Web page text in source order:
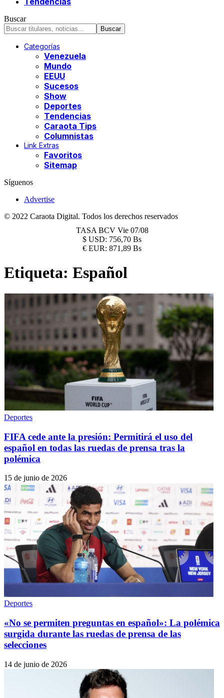
Buscar
Categorías
Venezuela
Mundo
EEUU
Sucesos
Show
Deportes
Tendencias
Caraota Tips
Columnistas
Link Extras
Favoritos
Sitemap
Síguenos
Advertise
© 2022 Caraota Digital. Todos los derechos reservados
TASA BCV Vie 07/08
$ USD: 756,70 Bs
€ EUR: 871,89 Bs
Etiqueta: Español
Deportes
FIFA cede ante la presión: Permitirá el uso del
español en todas las ruedas de prensa tras la
polémica
15 de junio de 2026
Deportes
«No se permiten preguntas en español»: La polémica
surgida durante las ruedas de prensa de las
selecciones
14 de junio de 2026